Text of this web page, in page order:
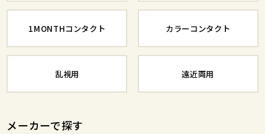
1MONTHコンタクト カラーコンタクト
乱視用 遠近両用
メーカーで探す